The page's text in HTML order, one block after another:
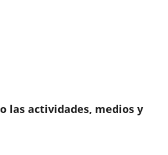
las actividades, medios y